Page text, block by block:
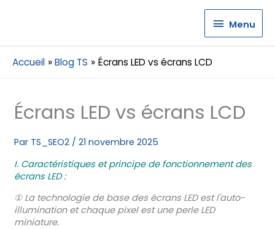
Menu
Menu
Accueil Blog TS Écrans LED vs écrans LCD
Écrans LED vs écrans LCD
Par TS_SEO2 / 21 novembre 2025
I. Caractéristiques et principe de fonctionnement des
écrans LED :
① La technologie de base des écrans LED est l'auto-
illumination et chaque pixel est une perle LED
miniature.